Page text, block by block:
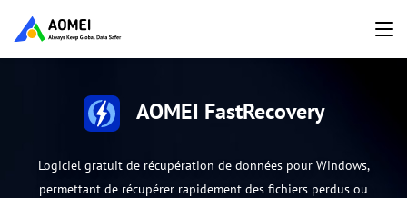
AOMEI FastRecovery
Logiciel gratuit de récupération de données pour Windows,
permettant de récupérer rapidement des fichiers perdus ou